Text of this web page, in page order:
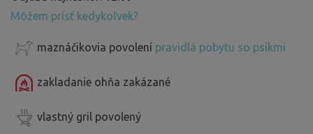
Môžem prísť kedykoľvek?
maznáčikovia povolení pravidlá pobytu so psíkmi
zakladanie ohňa zakázané
vlastný gril povolený